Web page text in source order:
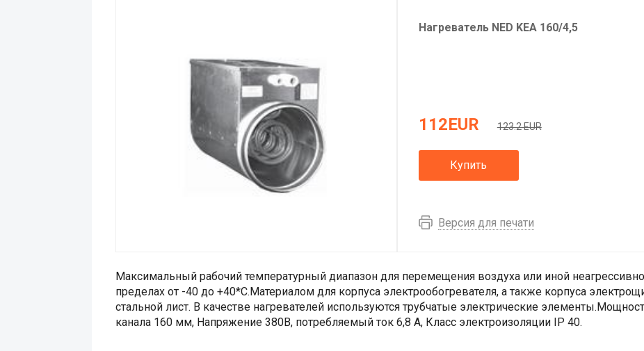
Нагреватель NED KEA 160/4,5
112EUR 123.2 EUR
Купить
Версия для печати
Максимальный рабочий температурный диапазон для перемещения воздуха или иной
пределах от -40 до +40*С.Материалом для корпуса электрообогревателя, а также корпуса
стальной лист. В качестве нагревателей используются трубчатые электрические
канала 160 мм, Напряжение 380В, потребляемый ток 6,8 А, Класс электроизоляции IP 40.